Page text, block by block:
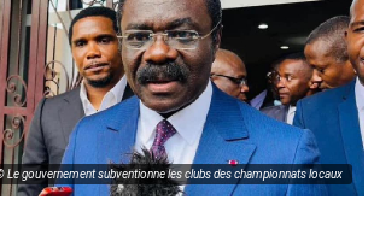
Le gouvernement subventionne les clubs des championnats locaux